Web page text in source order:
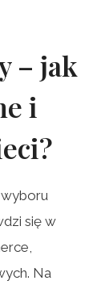
– jak
i
się w
Na